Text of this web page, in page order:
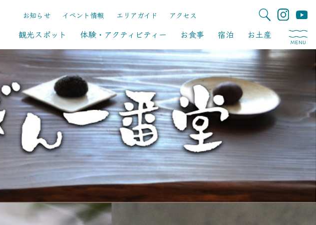
お知らせ イベント情報 エリアガイド アクセス
観光スポット 体験・アクティビティー お食事 宿泊 お土産
MENU